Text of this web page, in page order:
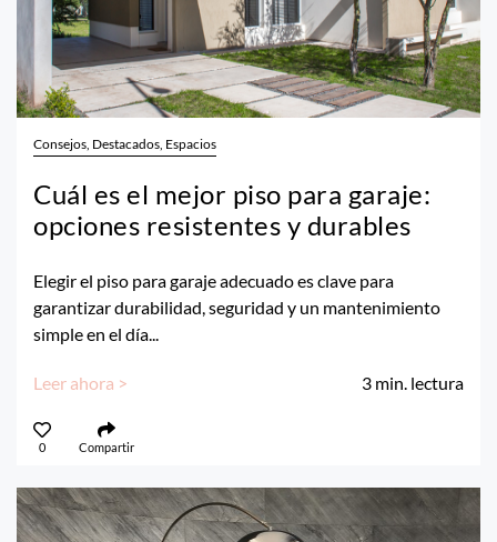
Consejos, Destacados, Espacios
Cuál es el mejor piso para garaje:
opciones resistentes y durables
Elegir el piso para garaje adecuado es clave para
garantizar durabilidad, seguridad y un mantenimiento
simple en el día...
Leer ahora > 3 min. lectura
0 Compartir